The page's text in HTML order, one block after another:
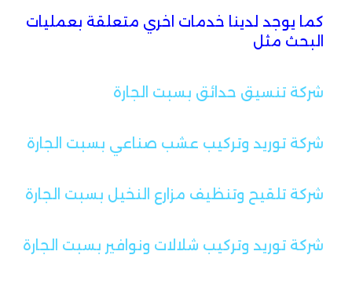
كما يوجد لدينا خدمات اخري متعلقة بعمليات
البحث مثل
شركة تنسيق حدائق بسبت الجارة
شركة توريد وتركيب عشب صناعي بسبت الجارة
شركة تلقيح وتنظيف مزارع النخيل بسبت الجارة
شركة توريد وتركيب شلالات ونوافير بسبت الجارة